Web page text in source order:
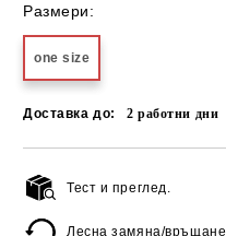
Размери:
one size
Доставка до: 2работни дни
Тест и преглед.
Лесна замяна/връщане.